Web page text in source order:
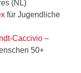
(NL)
für Jugendliche
Caccivio –
50+